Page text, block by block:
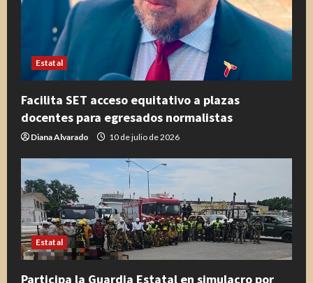
Estatal
Facilita SET acceso equitativo a plazas
docentes para egresados normalistas
Diana Alvarado 10 de julio de 2026
Estatal
Participa la Guardia Estatal en simulacro por